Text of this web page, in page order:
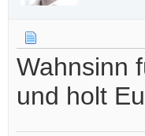
Wahnsinn
und holt